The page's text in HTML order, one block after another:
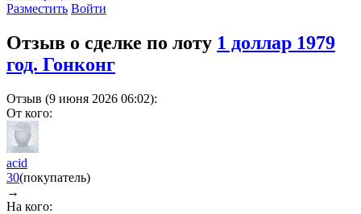
Разместить Войти
Отзыв о сделке по лоту 1 доллар 1979
год. Гонконг
Отзыв (9 июня 2026 06:02):
От кого:
acid
30(покупатель)
→
На кого: